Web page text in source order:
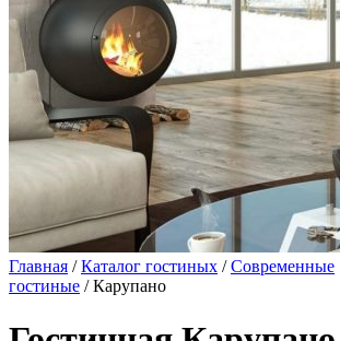
Главная /Каталог гостиных /Современные
гостиные / Карупано